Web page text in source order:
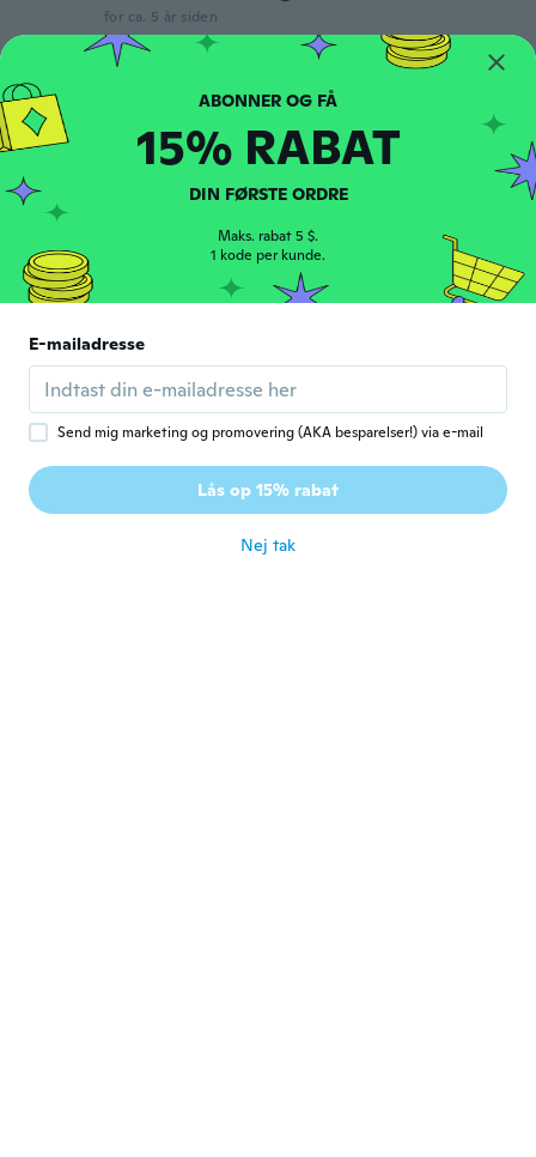
for ca. 5 år siden
C Tilmeldt 2021 · 15
anmeldelser
for ca. 5 år siden
M Tilmeldt 2018
L Linda
Tilmeldt 2017 · 333 anmeldelser
Very lovely just what i needed
15% RABAT
DIN FØRSTE ORDRE
Maks. rabat 5 $.
1 kode per kunde.
E-mailadresse
Send mig marketing og promovering (AKA besparelser!) via e-mail
Lås op 15% rabat
Nej tak